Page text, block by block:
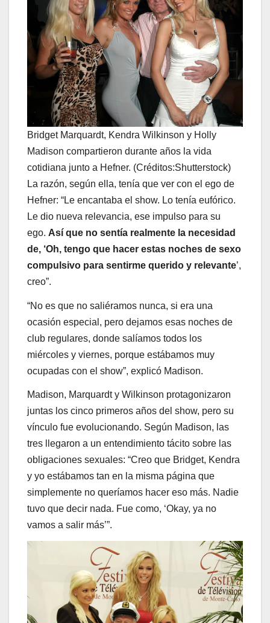
Bridget Marquardt, Kendra Wilkinson y Holly
Madison compartieron durante años la vida
cotidiana junto a Hefner. (Créditos:Shutterstock)
La razón, según ella, tenía que ver con el ego de
Hefner: “Le encantaba el show. Lo tenía eufórico.
Le dio nueva relevancia, ese impulso para su
ego. Así que no sentía realmente la necesidad
de, ‘Oh, tengo que hacer estas noches de sexo
compulsivo para sentirme querido y relevante’,
creo”.
“No es que no saliéramos nunca, si era una
ocasión especial, pero dejamos esas noches de
club regulares, donde salíamos todos los
miércoles y viernes, porque estábamos muy
ocupadas con el show”, explicó Madison.
Madison, Marquardt y Wilkinson protagonizaron
juntas los cinco primeros años del show, pero su
vínculo fue evolucionando. Según Madison, las
tres llegaron a un entendimiento tácito sobre las
obligaciones sexuales: “Creo que Bridget, Kendra
y yo estábamos tan en la misma página que
simplemente no queríamos hacer eso más. Nadie
tuvo que decir nada. Fue como, ‘Okay, ya no
vamos a salir más’”.